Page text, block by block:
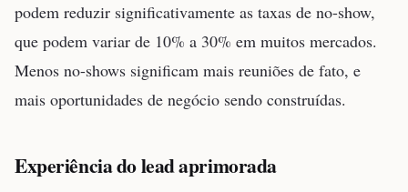
podem reduzir significativamente as taxas de no-show,
que podem variar de 10% a 30% em muitos mercados.
Menos no-shows significam mais reuniões de fato, e
mais oportunidades de negócio sendo construídas.
Experiência do lead aprimorada